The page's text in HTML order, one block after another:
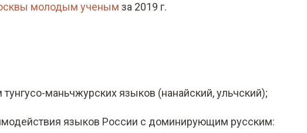
молодым ученым за 2019 г.
маньчжурских языков (нанайский, ульчский);
языков России с доминирующим русским: